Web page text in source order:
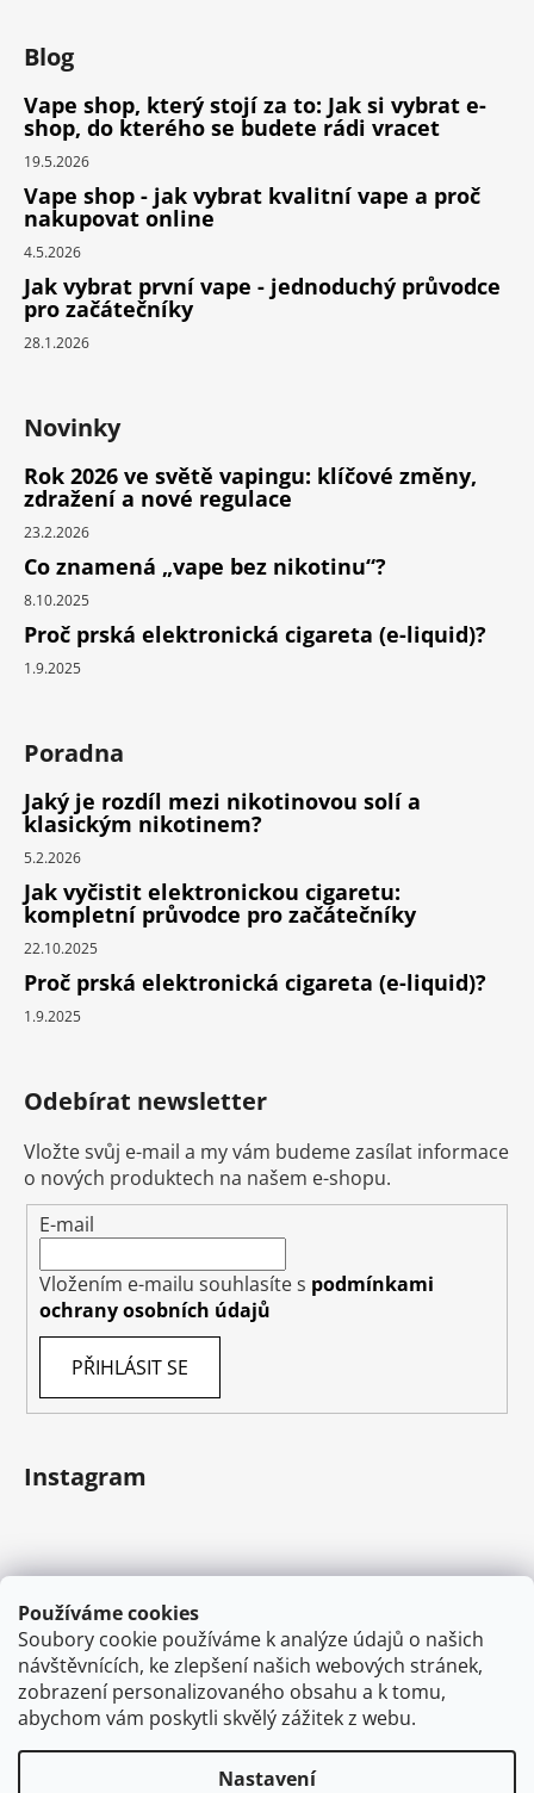
Používáme cookies
Soubory cookie používáme k analýze údajů o našich
návštěvnících, ke zlepšení našich webových stránek,
zobrazení personalizovaného obsahu a k tomu,
abychom vám poskytli skvělý zážitek z webu.
Nastavení
Blog
Vape shop, který stojí za to: Jak si vybrat e-
shop, do kterého se budete rádi vracet
19.5.2026
Vape shop - jak vybrat kvalitní vape a proč
nakupovat online
4.5.2026
Jak vybrat první vape - jednoduchý průvodce
pro začátečníky
28.1.2026
Novinky
Rok 2026 ve světě vapingu: klíčové změny,
zdražení a nové regulace
23.2.2026
Co znamená „vape bez nikotinu“?
8.10.2025
Proč prská elektronická cigareta (e-liquid)?
1.9.2025
Poradna
Jaký je rozdíl mezi nikotinovou solí a
klasickým nikotinem?
5.2.2026
Jak vyčistit elektronickou cigaretu:
kompletní průvodce pro začátečníky
22.10.2025
Proč prská elektronická cigareta (e-liquid)?
1.9.2025
Odebírat newsletter
Vložte svůj e-mail a my vám budeme zasílat informace
o nových produktech na našem e-shopu.
E-mail
Vložením e-mailu souhlasíte s podmínkami
ochrany osobních údajů
PŘIHLÁSIT SE
Instagram
Sledovat na Instagramu